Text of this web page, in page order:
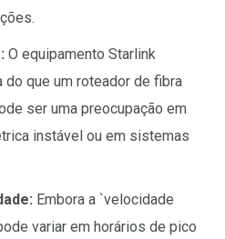
O equipamento Starlink
que um roteador de fibra
ser uma preocupação em
instável ou em sistemas
Embora a `velocidade
variar em horários de pico